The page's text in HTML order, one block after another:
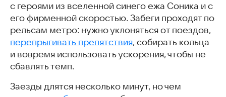
с героями из вселенной синего ежа Соника и с
его фирменной скоростью. Забеги проходят по
рельсам метро: нужно уклоняться от поездов,
перепрыгивать препятствия, собирать кольца
и вовремя использовать ускорения, чтобы не
сбавлять темп.
Заезды длятся несколько минут, но чем